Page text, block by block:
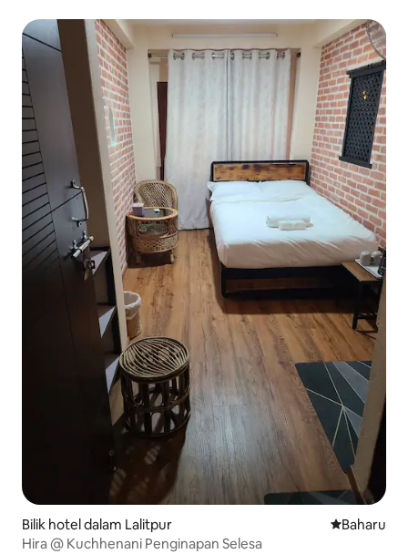
Bilik hotel dalam Lalitpur Tempat
Baharu
Hira @ Kuchhenani Penginapan Selesa